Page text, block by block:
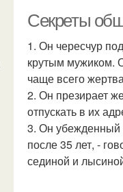
Секреты
1. Он чересчур
крутым мужиком.
чаще всего
2. Он презирает
отпускать в их
3. Он убежденный
после 35 лет, -
сединой и